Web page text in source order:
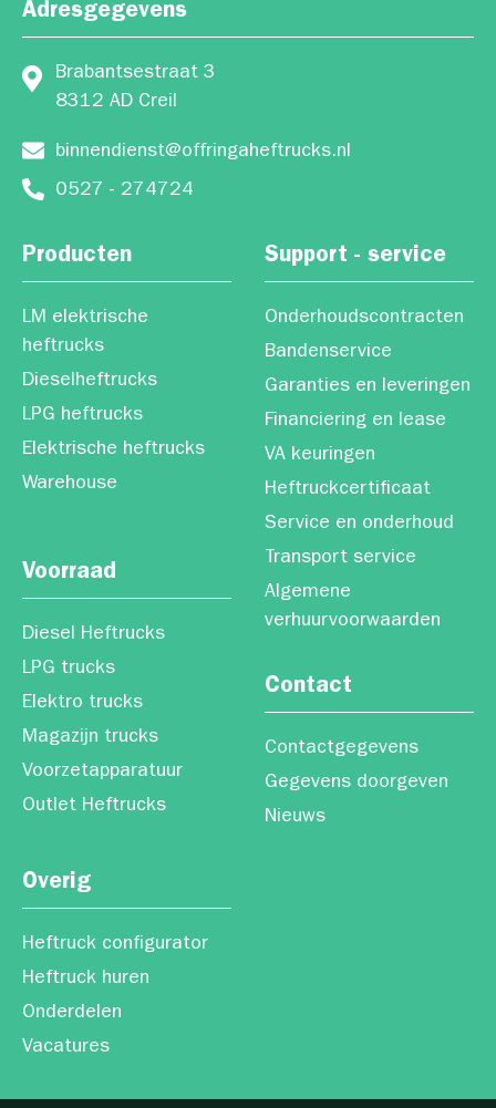
Producten
LM elektrische
heftrucks
Dieselheftrucks
LPG heftrucks
Elektrische heftrucks
Warehouse
Support - service
Onderhoudscontracten
Bandenservice
Garanties en leveringen
Financiering en lease
VA keuringen
Heftruckcertificaat
Service en onderhoud
Transport service
Algemene
verhuurvoorwaarden
Voorraad
Diesel Heftrucks
LPG trucks
Elektro trucks
Magazijn trucks
Voorzetapparatuur
Outlet Heftrucks
Contact
Contactgegevens
Gegevens doorgeven
Nieuws
Overig
Heftruck configurator
Heftruck huren
Onderdelen
Vacatures
Adresgegevens
Brabantsestraat 3
8312 AD Creil
binnendienst@offringaheftrucks.nl
0527 - 274724